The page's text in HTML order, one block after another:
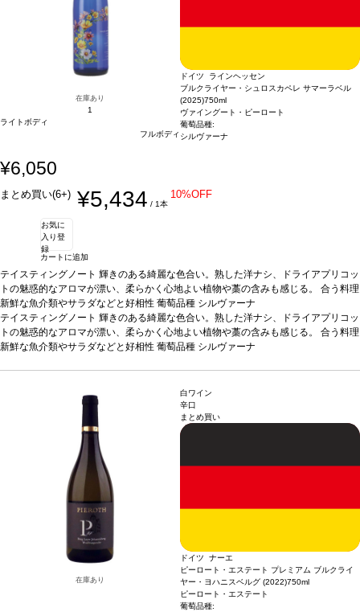
在庫あり
1
ライトボディ
フルボディ
ドイツ ラインヘッセン
ブルクライヤー・シュロスカペレ サマーラベル
(2025)750ml
ヴァイングート・ピーロート
葡萄品種:
シルヴァーナ
¥6,050
まとめ買い(6+) ¥5,434 / 1本
10%OFF
お気に
入り登
録
カートに追加
テイスティングノート 輝きのある綺麗な色合い。熟した洋ナシ、ドライアプリコッ
トの魅惑的なアロマが漂い、柔らかく心地よい植物や藁の含みも感じる。 合う料理
新鮮な魚介類やサラダなどと好相性 葡萄品種 シルヴァーナ
テイスティングノート 輝きのある綺麗な色合い。熟した洋ナシ、ドライアプリコッ
トの魅惑的なアロマが漂い、柔らかく心地よい植物や藁の含みも感じる。 合う料理
新鮮な魚介類やサラダなどと好相性 葡萄品種 シルヴァーナ
在庫あり
白ワイン
辛口
まとめ買い
ドイツ ナーエ
ピーロート・エステート プレミアム ブルクライ
ヤー・ヨハニスベルグ (2022)750ml
ピーロート・エステート
葡萄品種: